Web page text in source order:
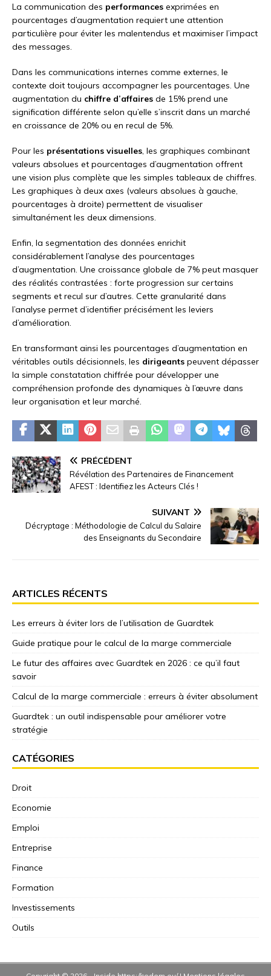
La communication des performances exprimées en
pourcentages d’augmentation requiert une attention
particulière pour éviter les malentendus et maximiser l’impact
des messages.
Dans les communications internes comme externes, le
contexte doit toujours accompagner les pourcentages. Une
augmentation du chiffre d’affaires de 15% prend une
signification différente selon qu’elle s’inscrit dans un marché
en croissance de 20% ou en recul de 5%.
Pour les présentations visuelles, les graphiques combinant
valeurs absolues et pourcentages d’augmentation offrent
une vision plus complète que les simples tableaux de chiffres.
Les graphiques à deux axes (valeurs absolues à gauche,
pourcentages à droite) permettent de visualiser
simultanément les deux dimensions.
Enfin, la segmentation des données enrichit
considérablement l’analyse des pourcentages
d’augmentation. Une croissance globale de 7% peut masquer
des réalités contrastées : forte progression sur certains
segments et recul sur d’autres. Cette granularité dans
l’analyse permet d’identifier précisément les leviers
d’amélioration.
En transformant ainsi les pourcentages d’augmentation en
véritables outils décisionnels, les dirigeants peuvent dépasser
la simple constatation chiffrée pour développer une
compréhension profonde des dynamiques à l’œuvre dans
leur organisation et leur marché.
PRÉCÉDENT
Révélation des Partenaires de Financement
AFEST : Identifiez les Acteurs Clés !
SUIVANT
Décryptage : Méthodologie de Calcul du Salaire
des Enseignants du Secondaire
ARTICLES RÉCENTS
Les erreurs à éviter lors de l’utilisation de Guardtek
Guide pratique pour le calcul de la marge commerciale
Le futur des affaires avec Guardtek en 2026 : ce qu’il faut
savoir
Calcul de la marge commerciale : erreurs à éviter absolument
Guardtek : un outil indispensable pour améliorer votre
stratégie
CATÉGORIES
Droit
Economie
Emploi
Entreprise
Finance
Formation
Investissements
Outils